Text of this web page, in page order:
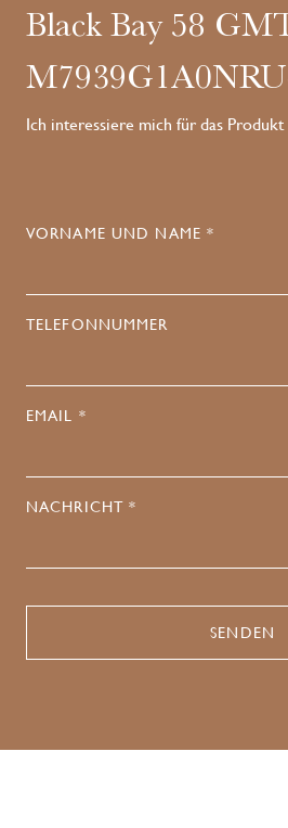
Black Bay 58
Ich interessiere mich für das Produkt
VORNAME UND NAME *
TELEFONNUMMER
EMAIL *
NACHRICHT *